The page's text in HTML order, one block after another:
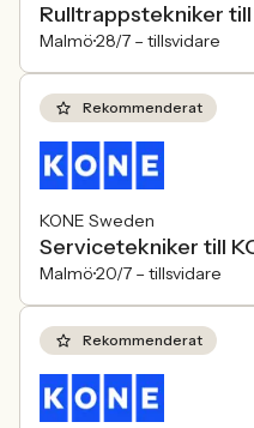
Rulltrappstekniker till
Malmö28/7 – tillsvidare
Rekommenderat
KONE Sweden
Servicetekniker till
Malmö20/7 – tillsvidare
Rekommenderat